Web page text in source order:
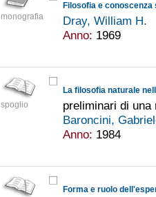
monografia
Filosofia e conoscenza
Dray, William H.
Anno: 1969
spoglio
La filosofia naturale
preliminari di una
Baroncini,
Anno: 1984